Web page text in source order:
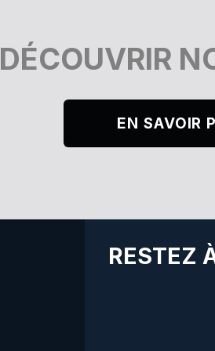
DÉCOUVRIR
EN SAVOIR
RESTEZ